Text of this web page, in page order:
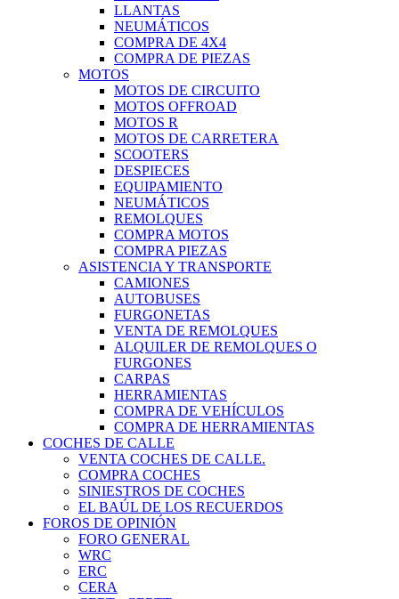
LLANTAS
NEUMÁTICOS
COMPRA DE 4X4
COMPRA DE PIEZAS
MOTOS
MOTOS DE CIRCUITO
MOTOS OFFROAD
MOTOS R
MOTOS DE CARRETERA
SCOOTERS
DESPIECES
EQUIPAMIENTO
NEUMÁTICOS
REMOLQUES
COMPRA MOTOS
COMPRA PIEZAS
ASISTENCIA Y TRANSPORTE
CAMIONES
AUTOBUSES
FURGONETAS
VENTA DE REMOLQUES
ALQUILER DE REMOLQUES O
FURGONES
CARPAS
HERRAMIENTAS
COMPRA DE VEHÍCULOS
COMPRA DE HERRAMIENTAS
COCHES DE CALLE
VENTA COCHES DE CALLE.
COMPRA COCHES
SINIESTROS DE COCHES
EL BAÚL DE LOS RECUERDOS
FOROS DE OPINIÓN
FORO GENERAL
WRC
ERC
CERA